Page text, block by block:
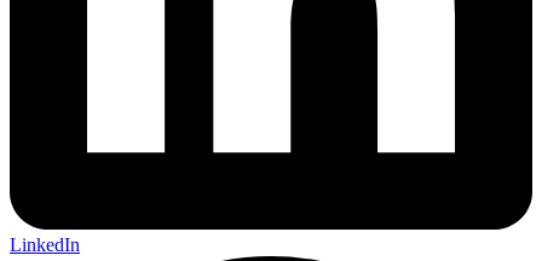
LinkedIn